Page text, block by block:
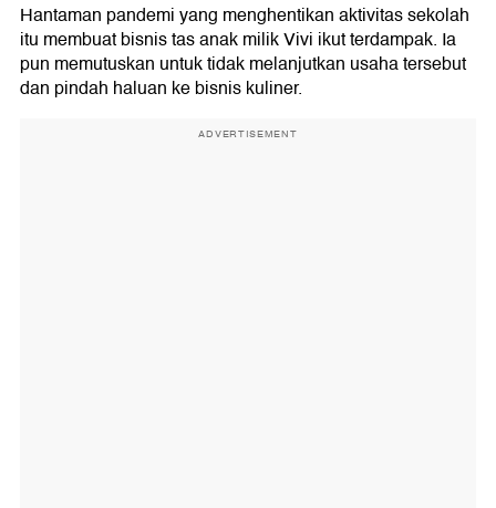
Hantaman pandemi yang menghentikan aktivitas sekolah
itu membuat bisnis tas anak milik Vivi ikut terdampak. Ia
pun memutuskan untuk tidak melanjutkan usaha tersebut
dan pindah haluan ke bisnis kuliner.
ADVERTISEMENT